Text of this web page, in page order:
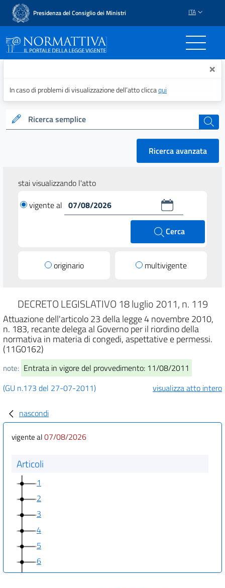
Presidenza del Consiglio dei Ministri ITA
Normattiva - Il portale ×
In caso di problemi di visualizzazione dell’atto cliccaqui
Ricerca semplice cerca
Ricerca avanzata
stai visualizzando l'atto
vigente al
Cerca
originario multivigente
DECRETO LEGISLATIVO 18 luglio 2011, n. 119
Attuazione dell'articolo 23 della legge 4 novembre 2010,
n. 183, recante delega al Governo per il riordino della
normativa in materia di congedi, aspettative e permessi.
(11G0162)
note: Entrata in vigore del provvedimento: 11/08/2011
(GU n.173 del 27-07-2011)
visualizza atto intero
nascondi
vigente al07/08/2026
Articoli
1
2
3
4
5
6
7